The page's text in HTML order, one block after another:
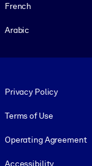
French
Arabic
Privacy Policy
Terms of Use
Operating Agreement
Accessibility